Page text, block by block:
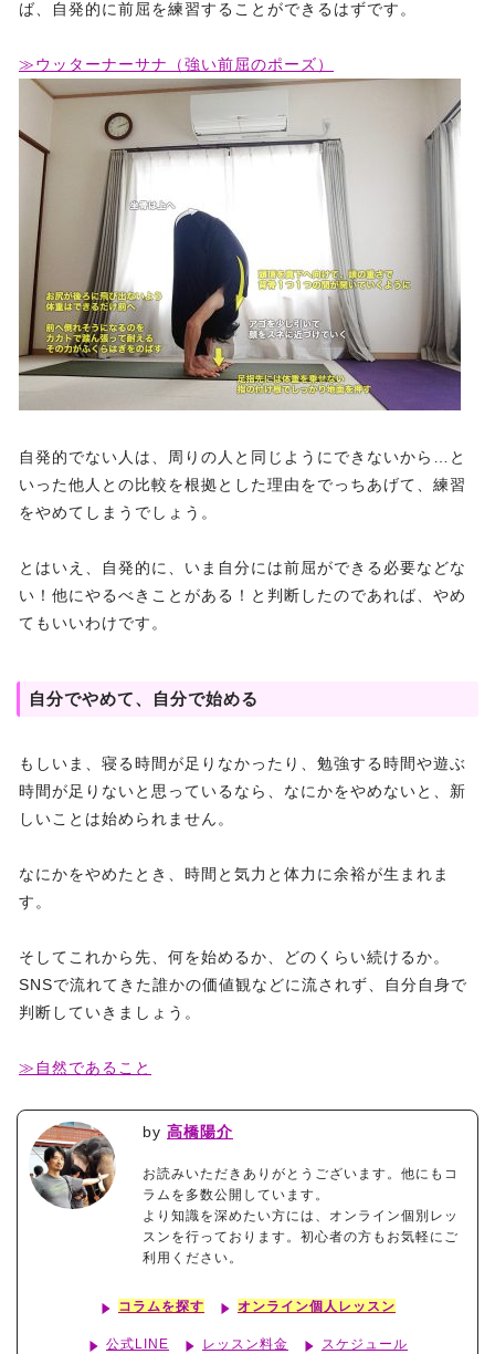
ば、自発的に前屈を練習することができるはずです。
≫ウッターナーサナ（強い前屈のポーズ）
自発的でない人は、周りの人と同じようにできないから…と
いった他人との比較を根拠とした理由をでっちあげて、練習
をやめてしまうでしょう。
とはいえ、自発的に、いま自分には前屈ができる必要などな
い！他にやるべきことがある！と判断したのであれば、やめ
てもいいわけです。
自分でやめて、自分で始める
もしいま、寝る時間が足りなかったり、勉強する時間や遊ぶ
時間が足りないと思っているなら、なにかをやめないと、新
しいことは始められません。
なにかをやめたとき、時間と気力と体力に余裕が生まれま
す。
そしてこれから先、何を始めるか、どのくらい続けるか。
SNSで流れてきた誰かの価値観などに流されず、自分自身で
判断していきましょう。
≫自然であること
by 高橋陽介
お読みいただきありがとうございます。他にもコ
ラムを多数公開しています。
より知識を深めたい方には、オンライン個別レッ
スンを行っております。初心者の方もお気軽にご
利用ください。
コラムを探す オンライン個人レッスン
公式LINE レッスン料金 スケジュール